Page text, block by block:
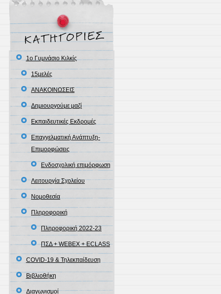
1ο Γυμνάσιο Κιλκίς
15μελές
ΑΝΑΚΟΙΝΩΣΕΙΣ
Δημιουργούμε μαζί
Εκπαιδευτικές Εκδρομές
Επαγγελματική Ανάπτυξη-
Επιμορφώσεις
Ενδοσχολική επιμόρφωση
Λειτουργία Σχολείου
Νομοθεσία
Πληροφορική
Πληροφορική 2022-23
ΠΣΔ + WEBEX + ECLASS
COVID-19 & Τηλεκπαίδευση
Βιβλιοθήκη
Διαγωνισμοί